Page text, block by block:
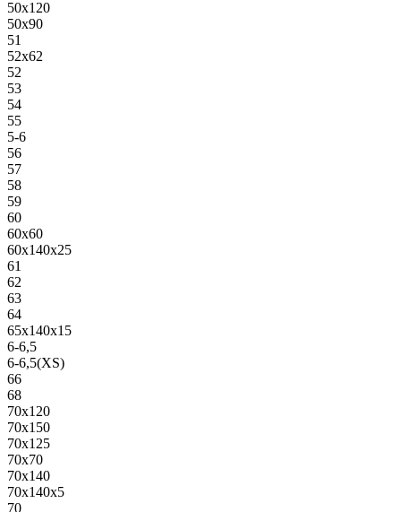
50х120
50х90
51
52х62
52
53
54
55
5-6
56
57
58
59
60
60х60
60х140х25
61
62
63
64
65х140х15
6-6,5
6-6,5(XS)
66
68
70х120
70х150
70х125
70х70
70х140
70х140х5
70